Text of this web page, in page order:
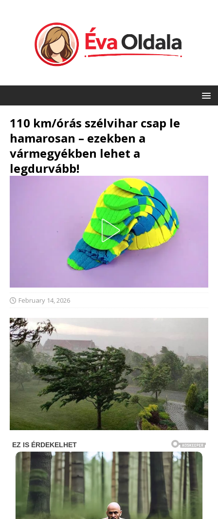
110 km/órás szélvihar csap le
hamarosan – ezekben a
vármegyékben lehet a
legdurvább!
February 14, 2026